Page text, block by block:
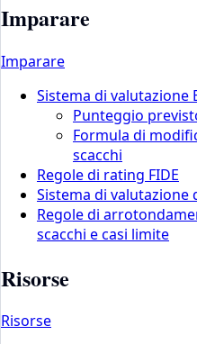
Imparare
Imparare
Sistema di valutazione
Punteggio
Formula di
scacchi
Regole di rating FIDE
Sistema di valutazione
Regole di
scacchi e casi limite
Risorse
Risorse